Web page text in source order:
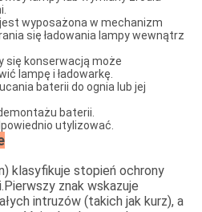
wyposażona w mechanizm
się ładowania lampy wewnątrz
się konserwacją może
lampę i ładowarkę.
baterii do ognia lub jej
baterii.
utylizować.
klasyfikuje stopień ochrony
znak wskazuje
intruzów (takich jak kurz), a